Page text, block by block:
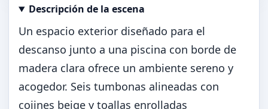
Abrir imagen en tamaño completo
Descripción de la escena
Un espacio exterior diseñado para el
descanso junto a una piscina con borde de
madera clara ofrece un ambiente sereno y
acogedor. Seis tumbonas alineadas con
cojines beige y toallas enrolladas